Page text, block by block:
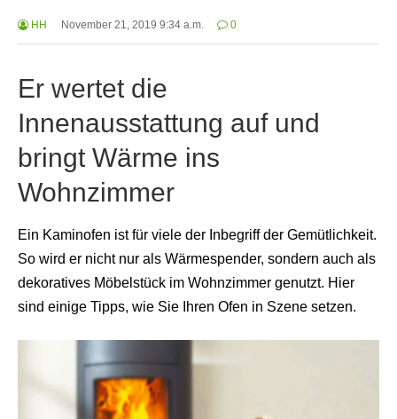
HH November 21, 2019 9:34 a.m. 0
Er wertet die
Innenausstattung auf und
bringt Wärme ins
Wohnzimmer
Ein Kaminofen ist für viele der Inbegriff der Gemütlichkeit.
So wird er nicht nur als Wärmespender, sondern auch als
dekoratives Möbelstück im Wohnzimmer genutzt. Hier
sind einige Tipps, wie Sie Ihren Ofen in Szene setzen.